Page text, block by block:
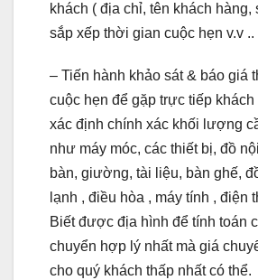
khách ( địa chỉ, tên khách hàng,
sắp xếp thời gian cuộc hẹn v.v ..
– Tiến hành khảo sát & báo giá
cuộc hẹn để gặp trực tiếp
xác định chính xác khối lượng
như máy móc, các thiết bị, đồ
bàn, giường, tài liệu, bàn ghế,
lạnh , điều hòa , máy tính , điện
Biết được địa hình để tính toán
chuyển hợp lý nhất mà giá
cho quý khách thấp nhất có thể.